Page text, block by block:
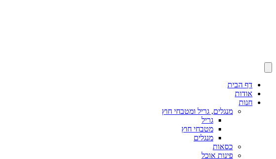
דף הבית
אודות
חנות
מנגלים, גריל ומטבחי חוץ
גריל
מטבחי חוץ
מנגלים
כסאות
פינות אוכל